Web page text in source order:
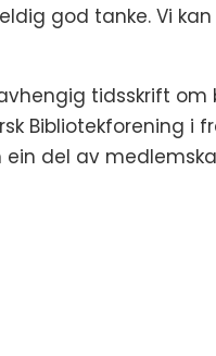
god tanke. Vi
tidsskrift om
Bibliotekforening i
del av